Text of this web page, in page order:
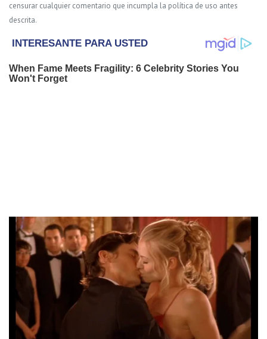
censurar cualquier comentario que incumpla la política de uso antes
descrita.